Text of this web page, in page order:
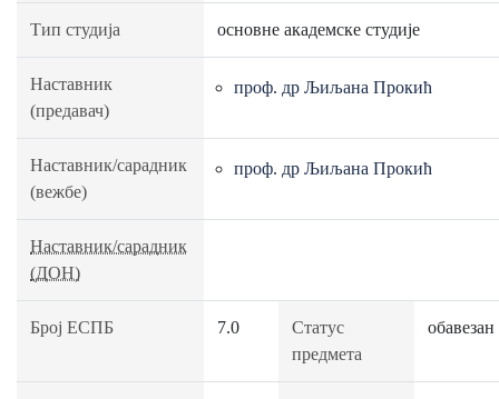
Тип студија основне академске студије
Наставник
(предавач)
проф. др Љиљана Прокић
Наставник/сарадник
(вежбе)
проф. др Љиљана Прокић
Наставник/сарадник
(ДОН)
Број ЕСПБ 7.0
Статус
предмета
обавезан